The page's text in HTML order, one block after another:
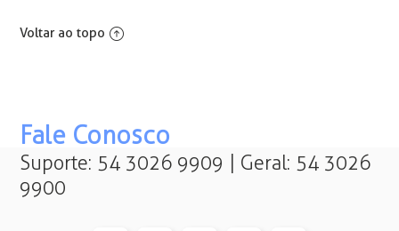
Efetuados Através do FGTS Digital a Partir de 05/2026
💰 Abono Salarial do PIS 2026
Voltar ao topo
Fale Conosco
Suporte: 54 3026 9909 | Geral: 54 3026
9900